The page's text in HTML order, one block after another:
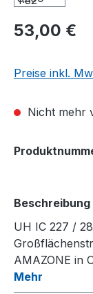
53,00 €
Preise inkl.
Nicht mehr
Beschreibung
UH IC 227 /
AMAZONE in
Mehr